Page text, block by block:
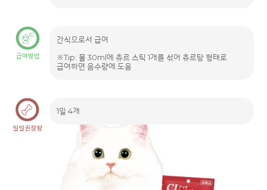
간식으로서 급여
※Tip: 물 30ml에 츄르 스틱 1개를 섞어 츄르탕 형태로
급여하면 음수량에 도움
1일 4개